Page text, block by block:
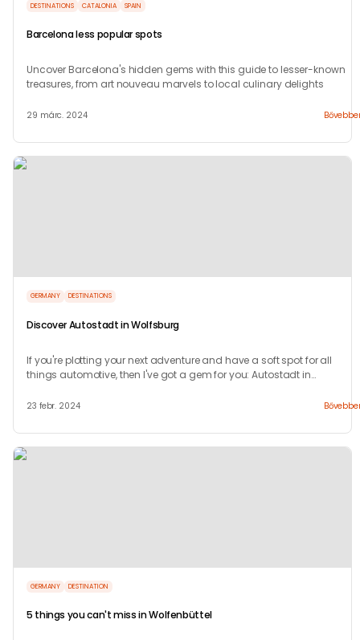
DESTINATIONS CATALONIA SPAIN
Barcelona less popular spots
Uncover Barcelona's hidden gems with this guide to lesser-known
treasures, from art nouveau marvels to local culinary delights
29 márc. 2024
GERMANY DESTINATIONS
Discover Autostadt in Wolfsburg
If you're plotting your next adventure and have a soft spot for all
things automotive, then I've got a gem for you: Autostadt in
23 febr. 2024
GERMANY DESTINATION
5 things you can't miss in Wolfenbüttel